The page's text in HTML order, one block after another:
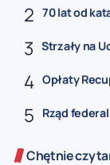
70 lat od
Strzały na
Opłaty
Rząd
Chętnie